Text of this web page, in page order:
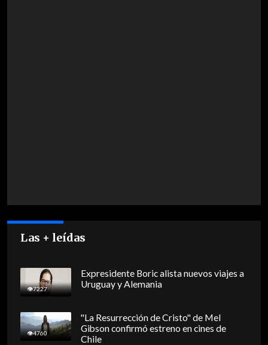
Las + leídas
7227
Expresidente Boric alista nuevos viajes a
Uruguay y Alemania
4760
"La Resurrección de Cristo" de Mel
Gibson confirmó estreno en cines de
Chile